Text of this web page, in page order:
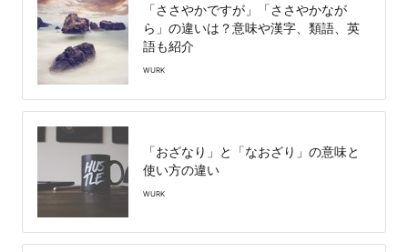
「ささやかですが」「ささやかなが
ら」の違いは？意味や漢字、類語、英
語も紹介
WURK
「おざなり」と「なおざり」の意味と
使い方の違い
WURK